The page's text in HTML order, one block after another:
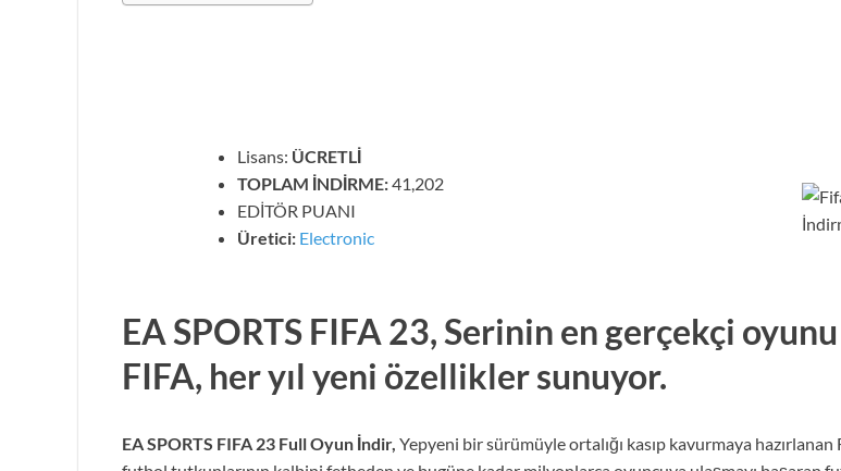
Lisans: ÜCRETLİ
TOPLAM İNDİRME:41,202
EDİTÖR PUANI
Üretici: Electronic
EA SPORTS FIFA 23,Serinin en gerçekçi
FIFA, her yıl yeni özellikler sunuyor.
EA SPORTS FIFA 23 Full Oyun İndir, Yepyeni bir sürümüyle ortalığı kasıp kavurmaya hazırlanan